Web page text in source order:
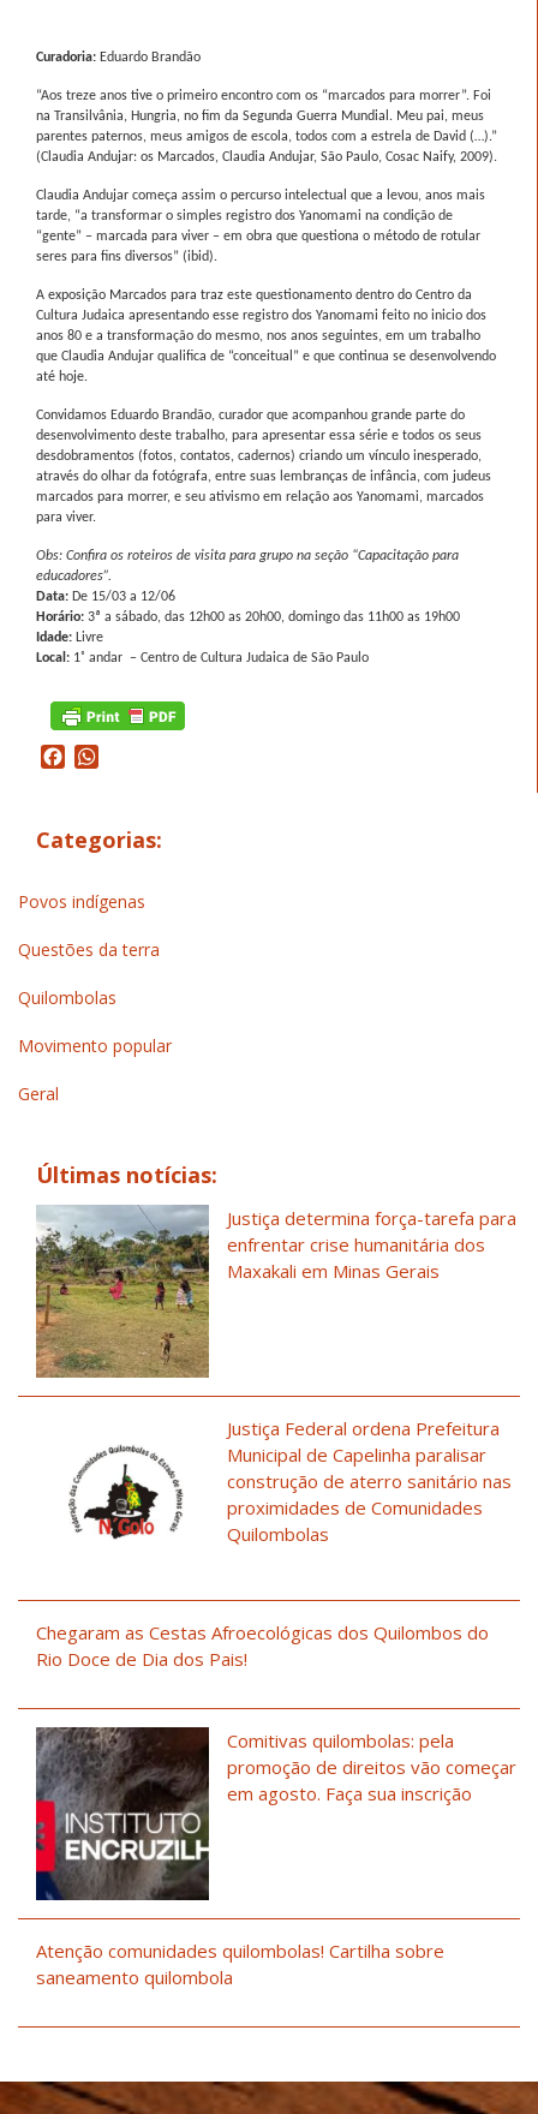
Curadoria: Eduardo Brandão
“Aos treze anos tive o primeiro encontro com os “marcados para morrer”. Foi
na Transilvânia, Hungria, no fim da Segunda Guerra Mundial. Meu pai, meus
parentes paternos, meus amigos de escola, todos com a estrela de David (…).”
(Claudia Andujar: os Marcados, Claudia Andujar, São Paulo, Cosac Naify, 2009).
Claudia Andujar começa assim o percurso intelectual que a levou, anos mais
tarde, “a transformar o simples registro dos Yanomami na condição de
“gente” – marcada para viver – em obra que questiona o método de rotular
seres para fins diversos” (ibid).
A exposição Marcados para traz este questionamento dentro do Centro da
Cultura Judaica apresentando esse registro dos Yanomami feito no inicio dos
anos 80 e a transformação do mesmo, nos anos seguintes, em um trabalho
que Claudia Andujar qualifica de “conceitual” e que continua se desenvolvendo
até hoje.
Convidamos Eduardo Brandão, curador que acompanhou grande parte do
desenvolvimento deste trabalho, para apresentar essa série e todos os seus
desdobramentos (fotos, contatos, cadernos) criando um vínculo inesperado,
através do olhar da fotógrafa, entre suas lembranças de infância, com judeus
marcados para morrer, e seu ativismo em relação aos Yanomami, marcados
para viver.
Obs: Confira os roteiros de visita para grupo na seção “Capacitação para
educadores”.
Data: De 15/03 a 12/06
Horário: 3ª a sábado, das 12h00 as 20h00, domingo das 11h00 as 19h00
Idade: Livre
Local: 1˚ andar – Centro de Cultura Judaica de São Paulo
Facebook
Categorias:
Povos indígenas
Questões da terra
Quilombolas
Movimento popular
Geral
Últimas notícias:
Justiça determina força-tarefa para
enfrentar crise humanitária dos
Maxakali em Minas Gerais
Justiça Federal ordena Prefeitura
Municipal de Capelinha paralisar
construção de aterro sanitário nas
proximidades de Comunidades
Quilombolas
Chegaram as Cestas Afroecológicas dos Quilombos do
Rio Doce de Dia dos Pais!
Comitivas quilombolas: pela
promoção de direitos vão começar
em agosto. Faça sua inscrição
Atenção comunidades quilombolas! Cartilha sobre
saneamento quilombola